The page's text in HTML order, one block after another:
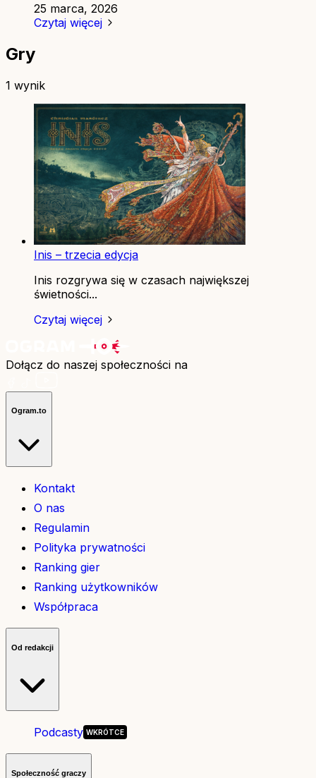
25 marca, 2026
Czytaj więcej
Gry
1 wynik
Inis – trzecia edycja
Inis rozgrywa się w czasach największej
świetności...
Czytaj więcej
Dołącz do naszej społeczności na
Ogram.to
Kontakt
O nas
Regulamin
Polityka prywatności
Ranking gier
Ranking użytkowników
Współpraca
Od redakcji
Podcasty
Społeczność graczy